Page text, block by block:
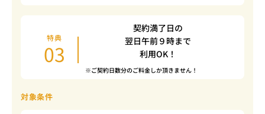
特典
03
契約満了日の
翌日午前９時まで
利用OK！
※ご契約日数分のご料金しか頂きません！
対象条件